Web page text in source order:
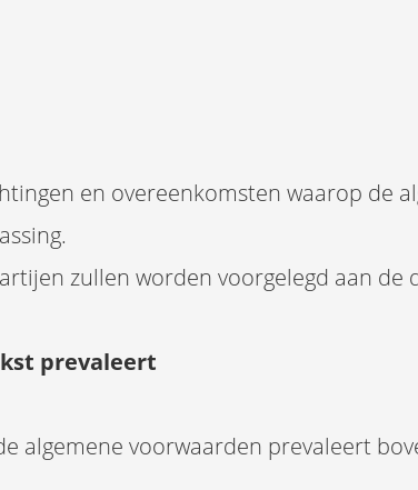
en overeenkomsten waarop de
zullen worden voorgelegd aan
prevaleert
algemene voorwaarden prevaleert